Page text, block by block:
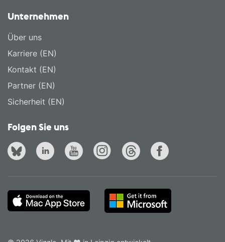
Unternehmen
Über uns
Karriere (EN)
Kontakt (EN)
Partner (EN)
Sicherheit (EN)
Folgen Sie uns